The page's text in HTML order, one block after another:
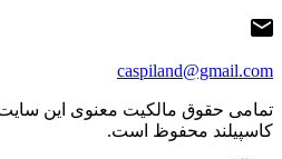
caspiland@gmail.com
تمامی حقوق مالکیت معنوی این
کاسپیلند محفوظ است.